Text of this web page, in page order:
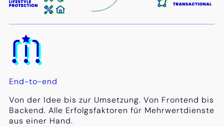
End-to-end
Von der Idee bis zur Umsetzung. Von Frontend bis
Backend. Alle Erfolgsfaktoren für Mehrwertdienste
aus einer Hand.